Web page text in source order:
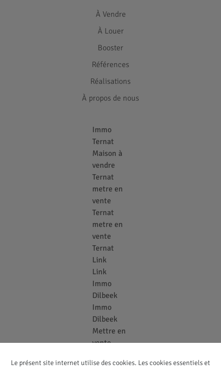
À Vendre
À Louer
Booster
Références
Réalisations
À propos de nous
Immo
Ternat
Maison à
vendre
Ternat
metre en
vente
Ternat
metre en
vente
Ternat
Link
Link
Immo
Dilbeek
Immo
Dilbeek
Mettre en
vente
Link
Le présent site internet utilise des cookies. Les cookies essentiels et